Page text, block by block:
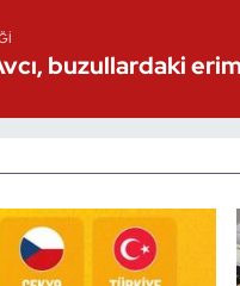
buzullardaki